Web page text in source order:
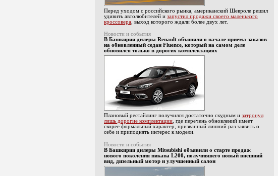
Перед уходом с российского рынка, американский Шевроле решил
удивить автолюбителей и запустил продажи своего маленького
кроссовера , выход которого ждали более двух лет.
Новости и события
В Башкирии дилеры Renault объявили о начале приема заказов
на обновленный седан Fluence, который на самом деле
обновился только в дорогих комплектациях
Плановый рестайлинг получился достаточно скудным и затронул
лишь дорогие комплектации, где перечень обновлений имеет
скорее формальный характер, призванный лишний раз заявить о
себе и приподнять интерес к модели.
Новости и события
В Башкирии дилеры Mitsubishi объявили о старте продаж
нового поколения пикапа L200, получившего новый внешний
вид, дизельный мотор и улучшенный салон